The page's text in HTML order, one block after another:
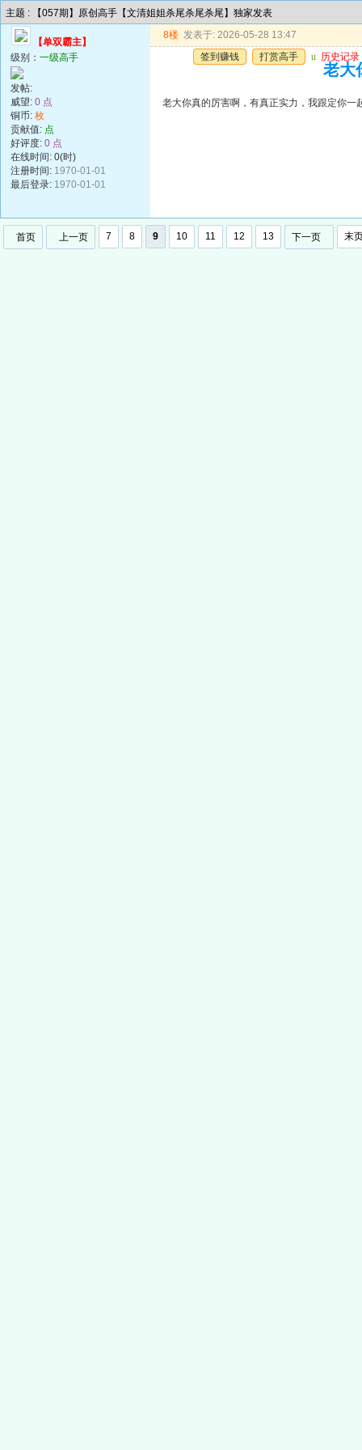
主题 : 【057期】原创高手【文清姐姐杀尾杀尾杀尾】独家发表
【单双霸主】
级别： 一级高手
发帖:
威望: 0 点
铜币: 枚
贡献值: 点
好评度: 0 点
在线时间: 0(时)
注册时间: 1970-01-01
最后登录: 1970-01-01
8楼 发表于: 2026-05-28 13:47
签到赚钱
打赏高手 u 历史记录
老大
老大你真的厉害啊，有真正实力，我跟定你一
首页 上一页 7 8 9 10 11 12 13 下一页 末